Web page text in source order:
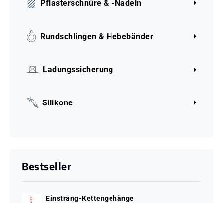
Pflasterschnüre & -Nadeln
Rundschlingen & Hebebänder
Ladungssicherung
Silikone
Bestseller
Einstrang-Kettengehänge